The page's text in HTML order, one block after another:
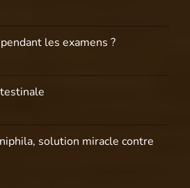
les examens ?
solution miracle contre